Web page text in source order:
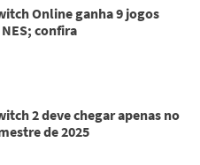
Online ganha 9 jogos
confira
2 deve chegar apenas no
de 2025